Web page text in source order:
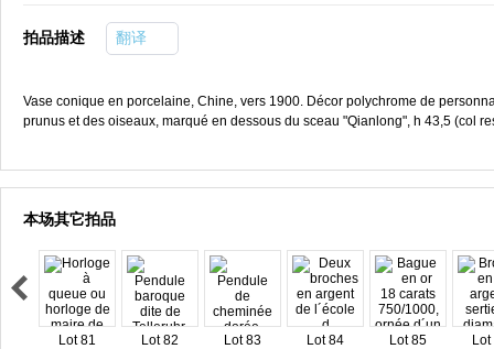
拍品描述 翻译
Vase conique en porcelaine, Chine, vers 1900. Décor polychrome de
prunus et des oiseaux, marqué en dessous du sceau "Qianlong", h 43,5 (col
本场其它拍品
Lot 81 Lot 82 Lot 83 Lot 84 Lot 85